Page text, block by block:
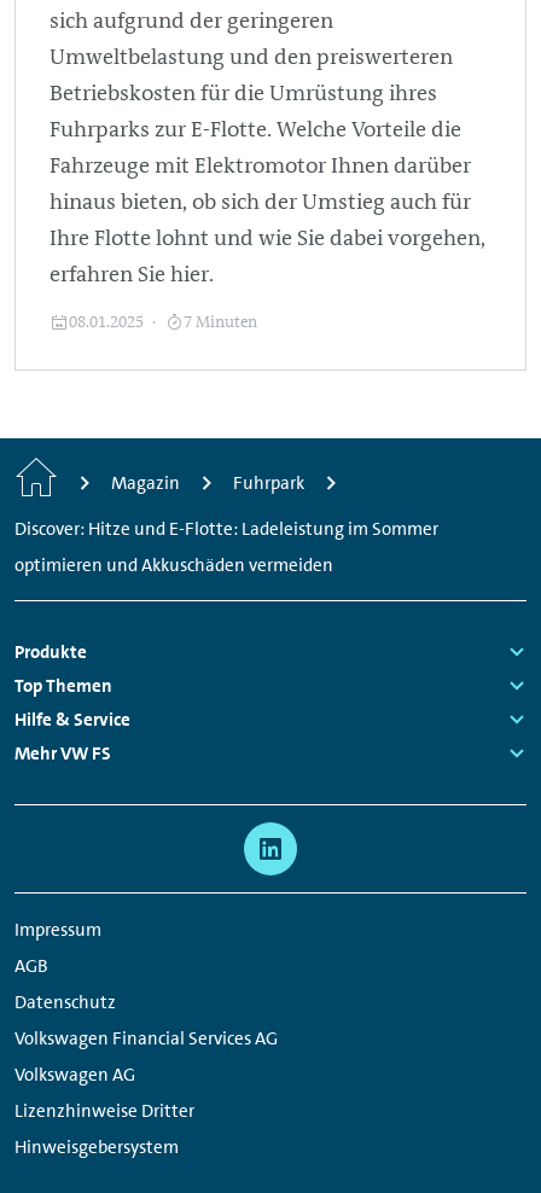
sich aufgrund der geringeren
Umweltbelastung und den preiswerteren
Betriebskosten für die Umrüstung ihres
Fuhrparks zur E-Flotte. Welche Vorteile die
Fahrzeuge mit Elektromotor Ihnen darüber
hinaus bieten, ob sich der Umstieg auch für
Ihre Flotte lohnt und wie Sie dabei vorgehen,
erfahren Sie hier.
08.01.2025 7 Minuten
StartseiteMagazin
Fuhrpark
Discover: Hitze und E-Flotte: Ladeleistung im Sommer
optimieren und Akkuschäden vermeiden
Fußzeilen
Navigation
Produkte
Links:
Top Themen
Links:
Hilfe & Service
Links:
Mehr VW FS
Impressum
AGB
Datenschutz
Volkswagen Financial Services AG
Volkswagen AG
Lizenzhinweise Dritter
Hinweisgebersystem